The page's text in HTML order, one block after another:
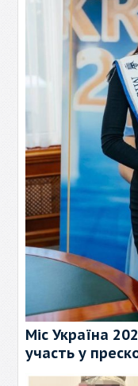
Міс Україна
участь у